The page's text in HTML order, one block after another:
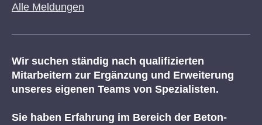
Alle Meldungen
Wir suchen ständig nach qualifizierten
Mitarbeitern zur Ergänzung und Erweiterung
unseres eigenen Teams von Spezialisten.
Sie haben Erfahrung im Bereich der Beton-